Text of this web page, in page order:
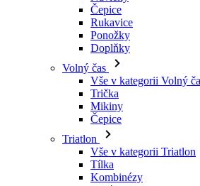
Volný čas
Vše v kategorii Volný čas
Trička
Mikiny
Čepice
Triatlon
Vše v kategorii Triatlon
Tílka
Kombinézy
Kraťasy
Léto 2026
Týmové repliky
Speciální edice
Doprodej